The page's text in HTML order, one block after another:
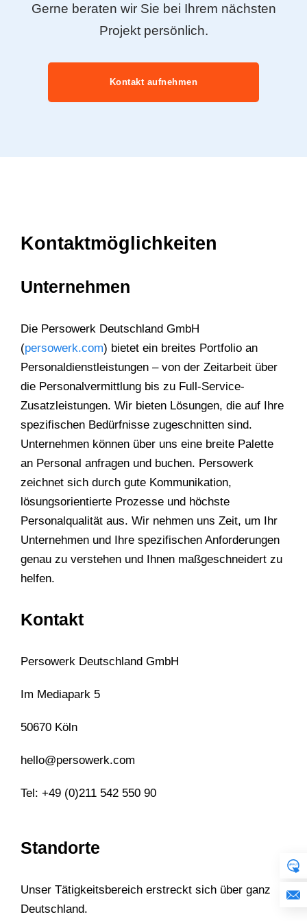
Gerne beraten wir Sie bei Ihrem nächsten
Projekt persönlich.
Kontakt aufnehmen
Kontaktmöglichkeiten
Unternehmen
Die Persowerk Deutschland GmbH
(persowerk.com) bietet ein breites Portfolio an
Personaldienstleistungen – von der Zeitarbeit über
die Personalvermittlung bis zu Full-Service-
Zusatzleistungen. Wir bieten Lösungen, die auf Ihre
spezifischen Bedürfnisse zugeschnitten sind.
Unternehmen können über uns eine breite Palette
an Personal anfragen und buchen. Persowerk
zeichnet sich durch gute Kommunikation,
lösungsorientierte Prozesse und höchste
Personalqualität aus. Wir nehmen uns Zeit, um Ihr
Unternehmen und Ihre spezifischen Anforderungen
genau zu verstehen und Ihnen maßgeschneidert zu
helfen.
Kontakt
Persowerk Deutschland GmbH
Im Mediapark 5
50670 Köln
hello@persowerk.com
Tel: +49 (0)211 542 550 90
Standorte
Unser Tätigkeitsbereich erstreckt sich über ganz
Deutschland.